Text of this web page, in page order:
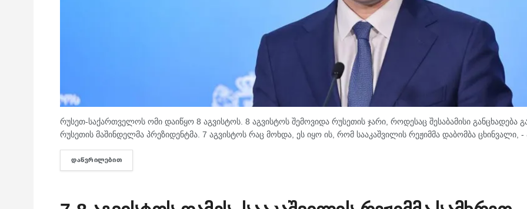
რუსეთ-საქართველოს ომი დაიწყო 8 აგვისტოს. 8 აგვისტოს შემოვიდა რუსეთის ჯარი, როდესაც შესაბამისი განცხადება
რუსეთის მაშინდელმა პრეზიდენტმა. 7 აგვისტოს რაც მოხდა, ეს იყო ის, რომ სააკაშვილის რეჟიმმა დაბომბა ცხინვალი, -
ᲓᲐᲬᲕᲠᲘᲚᲔᲑᲘᲗ